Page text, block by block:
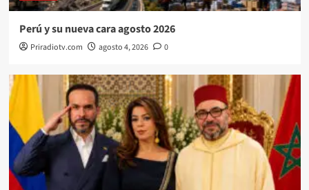
Perú y su nueva cara agosto 2026
Priradiotv.com agosto 4, 2026 0